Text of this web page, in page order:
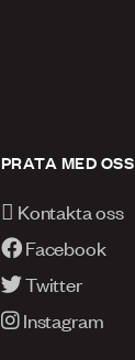
PRATA MED OSS
Kontakta oss
Facebook
Twitter
Instagram